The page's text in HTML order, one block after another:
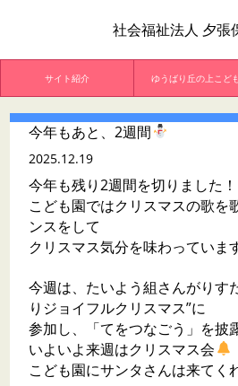
社会福祉法人 夕張
サイト紹介 ゆうばり丘の上こど
今年もあと、2週間
2025.12.19
今年も残り2週間を切りました！
こども園ではクリスマスの歌を
ンスをして
クリスマス気分を味わっていま
今週は、たいよう組さんがりす
りジョイフルクリスマス”に
参加し、「てをつなごう」を披
いよいよ来週はクリスマス会
こども園にサンタさんは来てく